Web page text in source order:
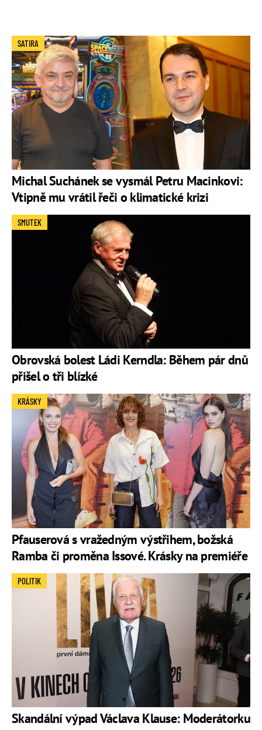
Michal Suchánek se vysmál Petru Macinkovi:
Vtipně mu vrátil řeči o klimatické krizi
SATIRA
Obrovská bolest Ládi Kerndla: Během pár dnů
přišel o tři blízké
SMUTEK
Pfauserová s vražedným výstřihem, božská
Ramba či proměna Issové. Krásky na premiéře
KRÁSKY
Skandální výpad Václava Klause: Moderátorku
POLITIK